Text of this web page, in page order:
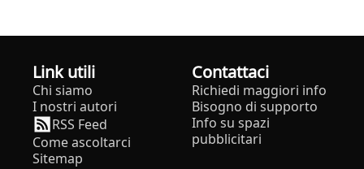
Link utili
Chi siamo
I nostri autori
RSS Feed
Come ascoltarci
Sitemap
Contattaci
Richiedi maggiori info
Bisogno di supporto
Info su spazi
pubblicitari